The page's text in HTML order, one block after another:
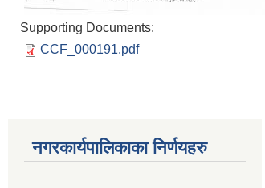
Supporting Documents:
CCF_000191.pdf
नगरकार्यपालिकाका निर्णयहरु